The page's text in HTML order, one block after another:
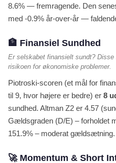
8.6% — fremragende. Den
med -0.9% år-over-år —
🏦 Finansiel Sundhed
Er selskabet finansielt sundt?
risikoen for økonomiske problemer.
Piotroski-scoren (et mål for
til 9, hvor højere er bedre) er 8
sundhed. Altman Z2 er 4.57
Gældsgraden (D/E) – forholdet
151.9% – moderat gældsætning.
🚀 Momentum & Short